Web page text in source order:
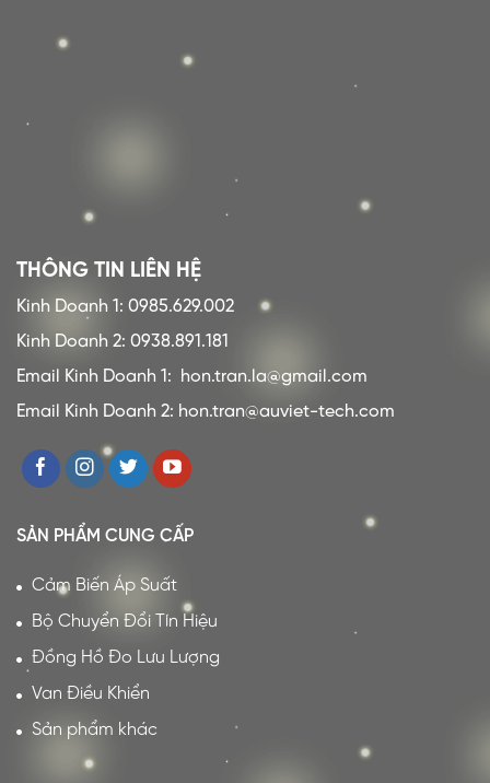
THÔNG TIN LIÊN HỆ
Kinh Doanh 1: 0985.629.002
Kinh Doanh 2: 0938.891.181
Email Kinh Doanh 1:
hon.tran.la@gmail.com
Email Kinh Doanh 2: hon.tran@auviet-tech.com
SẢN PHẨM CUNG CẤP
Cảm Biến Áp Suất
Bộ Chuyển Đổi Tín Hiệu
Đồng Hồ Đo Lưu Lượng
Van Điều Khiển
Sản phẩm khác